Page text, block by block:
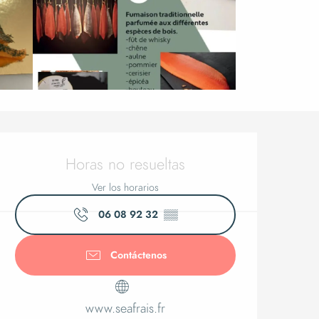
y
Horas no resueltas
Ver los horarios
06 08 92 32 ▒▒
Contáctenos
www.seafrais.fr